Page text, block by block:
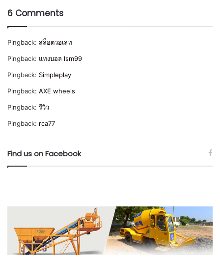
6 Comments
Pingback: สล็อตวอเลท
Pingback: แทงบอล lsm99
Pingback: Simpleplay
Pingback: AXE wheels
Pingback: รีวิว
Pingback: rca77
Find us on Facebook